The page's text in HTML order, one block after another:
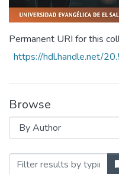
Permanent URI for this
https://hdl.handle.net/
Browse
Browsing